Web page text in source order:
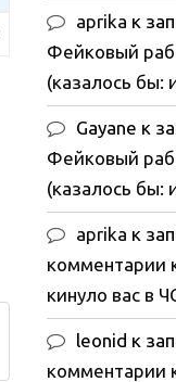
aprika к
Фейковый
(казалось бы:
Gayane к
Фейковый
(казалось бы:
aprika к
комментарии
кинуло вас в
leonid к
комментарии